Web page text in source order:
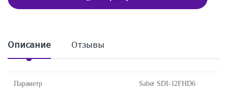
е
Описание Отзывы
Параметр Saber SDI-12FHD6